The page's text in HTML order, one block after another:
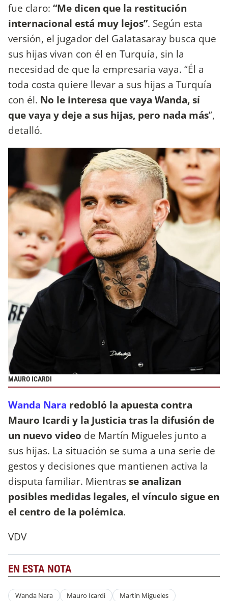
fue claro: “Me dicen que la restitución
internacional está muy lejos”. Según esta
versión, el jugador del Galatasaray busca que
sus hijas vivan con él en Turquía, sin la
necesidad de que la empresaria vaya. “Él a
toda costa quiere llevar a sus hijas a Turquía
con él. No le interesa que vaya Wanda, sí
que vaya y deje a sus hijas, pero nada más”,
detalló.
MAURO ICARDI
Wanda Nara redobló la apuesta contra
Mauro Icardi y la Justicia tras la difusión de
un nuevo video de Martín Migueles junto a
sus hijas. La situación se suma a una serie de
gestos y decisiones que mantienen activa la
disputa familiar. Mientrasse analizan
posibles medidas legales, el vínculo sigue en
el centro de la polémica.
VDV
EN ESTA NOTA
Wanda Nara Mauro Icardi Martín Migueles